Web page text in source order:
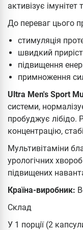
активізує імунітет
До переваг цього
стимуляція
швидкий
підвищення
примноження
Ultra Men's Sport
системи,
пробуджує лібідо.
концентрацію,
Мультивітаміни
урологічних
підвищених
Країна-виробник:
Склад
У 1 порції (2